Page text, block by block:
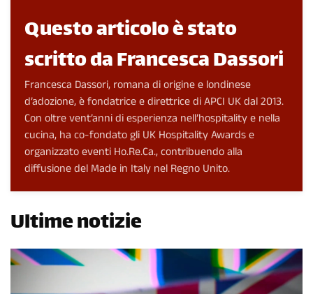
Questo articolo è stato
scritto da Francesca Dassori
Francesca Dassori, romana di origine e londinese
d’adozione, è fondatrice e direttrice di APCI UK dal 2013.
Con oltre vent’anni di esperienza nell’hospitality e nella
cucina, ha co-fondato gli UK Hospitality Awards e
organizzato eventi Ho.Re.Ca., contribuendo alla
diffusione del Made in Italy nel Regno Unito.
Ultime notizie